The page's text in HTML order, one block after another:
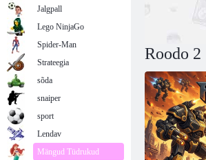
Roodo 2
Jalgpall
Lego NinjaGo
Spider-Man
Strateegia
sõda
snaiper
sport
Lendav
Mängud Tüdrukud